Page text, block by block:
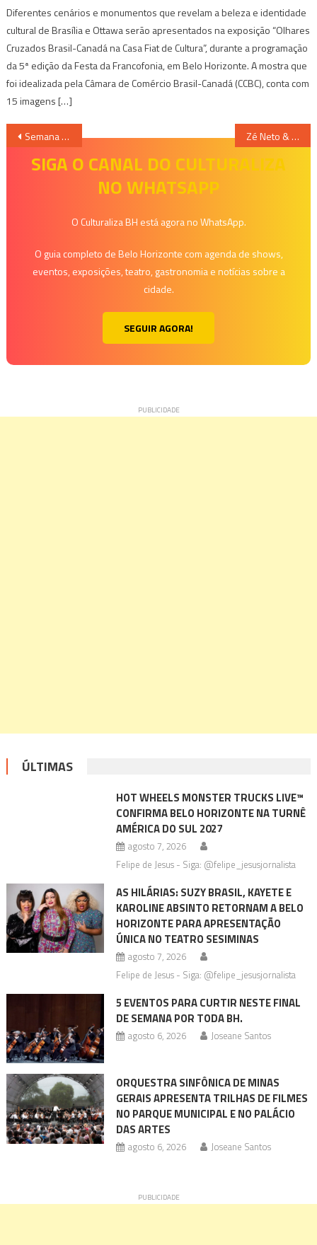
Diferentes cenários e monumentos que revelam a beleza e identidade
cultural de Brasília e Ottawa serão apresentados na exposição “Olhares
Cruzados Brasil-Canadá na Casa Fiat de Cultura”, durante a programação
da 5ª edição da Festa da Francofonia, em Belo Horizonte. A mostra que
foi idealizada pela Câmara de Comércio Brasil-Canadá (CCBC), conta com
15 imagens […]
Navegação
Semana Industrial Mineira 2025 encerra hoje consolidada no calendário nacional de tecnologia industrial Zé Neto & Cristiano, Jeito Moleque e Netto DJ agitam o “Intenso” em BH neste sábado
SIGA O CANAL DO CULTURALIZA
NO WHATSAPP
O Culturaliza BH está agora no WhatsApp.
O guia completo de Belo Horizonte com agenda de shows,
eventos, exposições, teatro, gastronomia e notícias sobre a
cidade.
SEGUIR AGORA!
ÚLTIMAS
HOT WHEELS MONSTER TRUCKS LIVE™
CONFIRMA BELO HORIZONTE NA TURNÊ
AMÉRICA DO SUL 2027
agosto 7, 2026
Felipe de Jesus - Siga: @felipe_jesusjornalista
AS HILÁRIAS: SUZY BRASIL, KAYETE E
KAROLINE ABSINTO RETORNAM A BELO
HORIZONTE PARA APRESENTAÇÃO
ÚNICA NO TEATRO SESIMINAS
agosto 7, 2026
Felipe de Jesus - Siga: @felipe_jesusjornalista
5 EVENTOS PARA CURTIR NESTE FINAL
DE SEMANA POR TODA BH.
agosto 6, 2026 Joseane Santos
ORQUESTRA SINFÔNICA DE MINAS
GERAIS APRESENTA TRILHAS DE FILMES
NO PARQUE MUNICIPAL E NO PALÁCIO
DAS ARTES
agosto 6, 2026 Joseane Santos